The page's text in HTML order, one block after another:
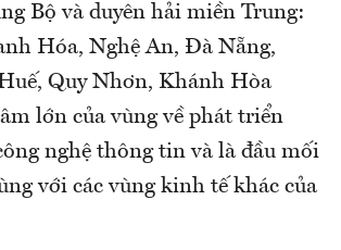
Bộ và duyên hải miền Trung:
Hóa, Nghệ An, Đà Nẵng,
Quy Nhơn, Khánh Hòa
lớn của vùng về phát triển
nghệ thông tin và là đầu mối
với các vùng kinh tế khác của